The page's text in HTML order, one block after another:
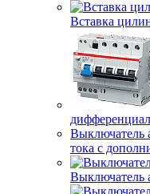
Вставка
Выключатель
тока с
Выключатель